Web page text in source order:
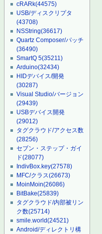
cRARk(44575)
USB/ディスクリプタ
(43708)
NSString(36617)
Quartz Composer/パッチ
(36490)
SmartQ 5(35211)
Arduino(32434)
HIDデバイス/開発
(30287)
Visual Studio/バージョン
(29439)
USBデバイス開発
(29012)
タグクラウド/アクセス数
(28256)
セブン・ステップ・ガイ
ド(28077)
IndivBox.key(27578)
MFC/クラス(26673)
MoinMoin(26086)
BitBake(25839)
タグクラウド/内部被リン
ク数(25714)
smile.world(24521)
Android/ディレクトリ構